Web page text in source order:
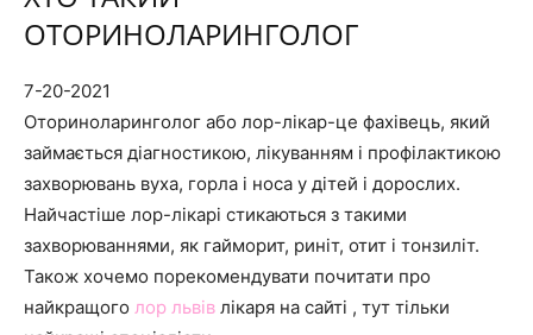
Мода,
здоровя,
рецепти
ОТОРИНОЛАРИНГОЛОГ
7-20-2021
Оториноларинголог або лор-лікар-це фахівець, який
займається діагностикою, лікуванням і профілактикою
захворювань вуха, горла і носа у дітей і дорослих.
Найчастіше лор-лікарі стикаються з такими
захворюваннями, як гайморит, риніт, отит і тонзиліт.
Також хочемо порекомендувати почитати про
найкращого лор львів лікаря на сайті , тут тільки